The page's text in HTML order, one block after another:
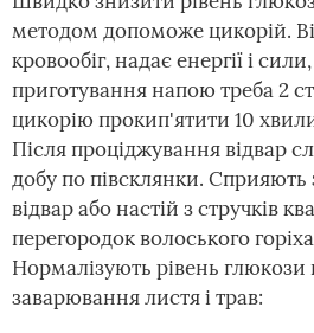
методом допоможе цикорій.
кровообіг, надає енергії і
приготування напою треба 2
цикорію прокип'ятити 10
Після проціджування відвар
добу по півсклянки.
відвар або настій з стручків
перегородок волоського
Нормалізують рівень глюкози
заварювання листя і трав: